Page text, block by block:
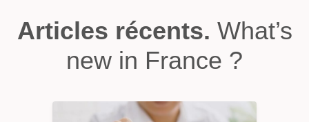
Articles récents. What’s
new in France ?